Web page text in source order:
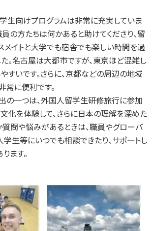
生向けプログラムは非常に充実していま
の方たちは何かあると助けてくださり、留
メイトと大学でも宿舎でも楽しい時間を過
。名古屋は大都市ですが、東京ほど混雑し
すいです。さらに、京都などの周辺の地域
に便利です。
の一つは、外国人留学生研修旅行に参加
化を体験して、さらに日本の理解を深めた
質問や悩みがあるときは、職員やグローバ
生等にいつでも相談できたり、サポートし
ます。